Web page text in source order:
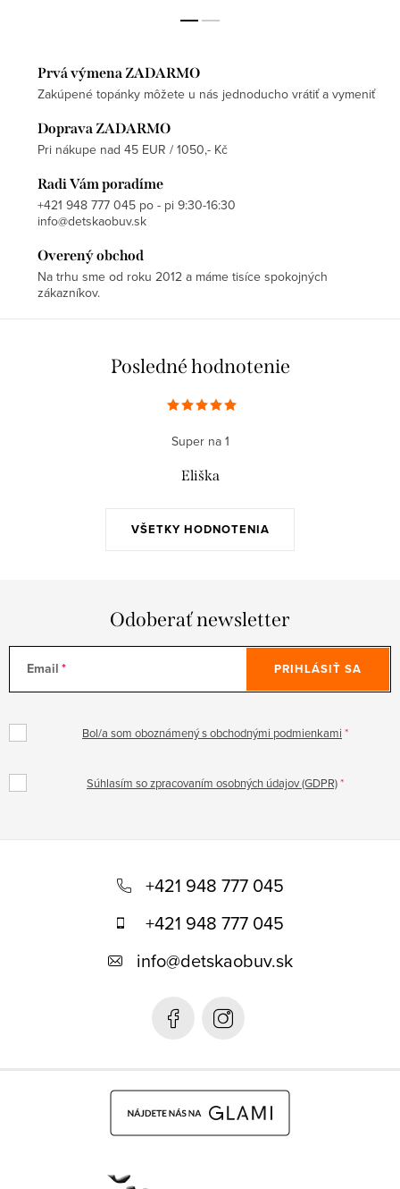
Prvá výmena ZADARMO
Zakúpené topánky môžete u nás jednoducho vrátiť a vymeniť
Doprava ZADARMO
Pri nákupe nad 45 EUR / 1050,- Kč
Radi Vám poradíme
+421 948 777 045 po - pi 9:30-16:30
info@detskaobuv.sk
Overený obchod
Na trhu sme od roku 2012 a máme tisíce spokojných
zákazníkov.
Posledné hodnotenie
VŠETKY HODNOTENIA
Super na 1
Eliška
Odoberať newsletter
Email
Bol/a som oboznámený s obchodnými podmienkami
Súhlasím so zpracovaním osobných údajov (GDPR)
PRIHLÁSIŤ SA
+421 948 777 045
+421 948 777 045
info@detskaobuv.sk